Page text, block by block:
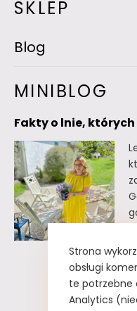
SKLEP
Blog
MINIBLOG
Fakty o lnie, których
Strona
obsługi
te potrzebne
Analytics